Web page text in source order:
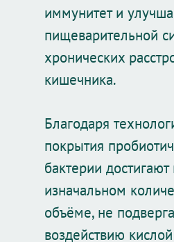
иммунитет и
пищеварительной
хронических
кишечника.
Благодаря
покрытия
бактерии
изначальном
объёме, не
воздействию